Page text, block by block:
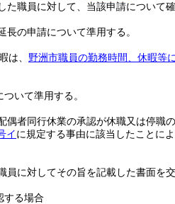
職員に対して、当該申請について
の申請について準用する。
は、 野洲市職員の勤務時間、休暇等
いて準用する。
偶者同行休業の承認が休職又は停
イに規定する事由に該当したことに
に対してその旨を記載した書面を
する場合